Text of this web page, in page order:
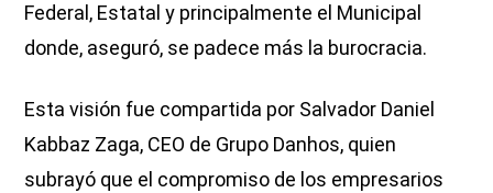
Federal, Estatal y principalmente el Municipal
donde, aseguró, se padece más la burocracia.
Esta visión fue compartida por Salvador Daniel
Kabbaz Zaga, CEO de Grupo Danhos, quien
subrayó que el compromiso de los empresarios